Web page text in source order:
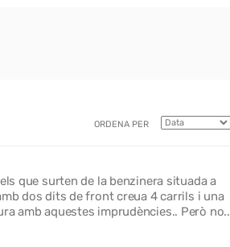
ORDENA PER
que surten de la benzinera situada a
dos dits de front creua 4 carrils i una
amb aquestes imprudències.. Però no..